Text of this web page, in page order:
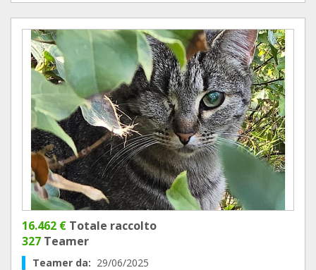
16.462 € Totale raccolto
327 Teamer
Teamer da: 29/06/2025